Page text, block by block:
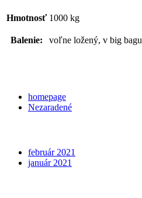
Hmotnosť 1000 kg
Balenie: voľne ložený, v big bagu
homepage
Nezaradené
február 2021
január 2021